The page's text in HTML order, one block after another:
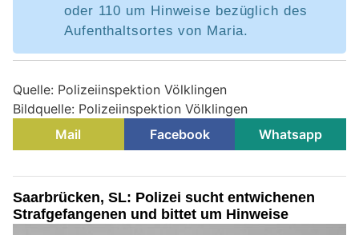
oder 110 um Hinweise bezüglich des
Aufenthaltsortes von Maria.
Quelle: Polizeiinspektion Völklingen
Bildquelle: Polizeiinspektion Völklingen
Mail
Facebook Whatsapp
Saarbrücken, SL: Polizei sucht entwichenen
Strafgefangenen und bittet um Hinweise